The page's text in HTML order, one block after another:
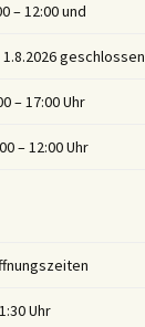
– 12:00 und
geschlossen
– 17:00 Uhr
– 12:00 Uhr
Uhr